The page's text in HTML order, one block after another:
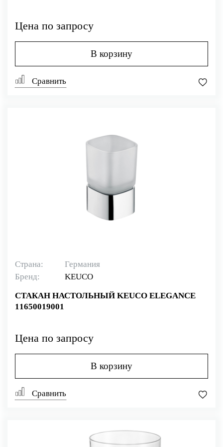
Цена по запросу
В корзину
Сравнить
Страна:
Германия
Бренд:
KEUCO
СТАКАН НАСТОЛЬНЫЙ KEUCO ELEGANCE
11650019001
Цена по запросу
В корзину
Сравнить